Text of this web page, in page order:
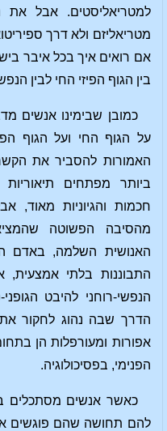
למטריאליסטים. אבל
מטריאליזם ולא דרך
אם רואים איך בכל איבר
בין הגוף הפיזי החי לבין
כמובן שבימינו אנשים
על הגוף החי ועל הגוף
האמורות להסביר את
ביותר מפתחים
חכמות והגיוניות מאוד,
מהסיבה הפשוטה
האנושית השלמה, באדם
התבוננות בלתי
הנפשי-רוחני להיבט
הדרך שבה נהוג לחקור
אפורות ומעורפלות הן
הפנימי, בפסיכולוגיה.
כאשר אנשים מסתכלים
להם תחושה שהם פוגשים